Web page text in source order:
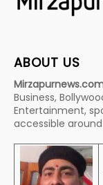
ABOUT US
Business,
Entertainment,
accessible